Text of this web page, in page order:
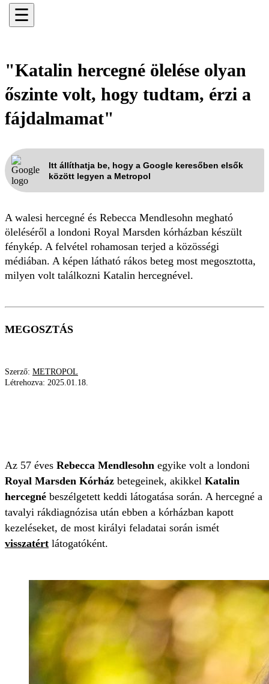
☰
"Katalin hercegné ölelése olyan
őszinte volt, hogy tudtam, érzi a
fájdalmamat"
Itt állíthatja be, hogy a Google keresőben elsők
között legyen a Metropol
A walesi hercegné és Rebecca Mendlesohn megható
öleléséről a londoni Royal Marsden kórházban készült
fénykép. A felvétel rohamosan terjed a közösségi
médiában. A képen látható rákos beteg most megosztotta,
milyen volt találkozni Katalin hercegnével.
MEGOSZTÁS
Szerző: METROPOL
Létrehozva: 2025.01.18.
Az 57 éves Rebecca Mendlesohn egyike volt a londoni
Royal Marsden Kórház betegeinek, akikkel Katalin
hercegné beszélgetett keddi látogatása során. A hercegné a
tavalyi rákdiagnózisa után ebben a kórházban kapott
kezeléseket, de most királyi feladatai során ismét
visszatért látogatóként.